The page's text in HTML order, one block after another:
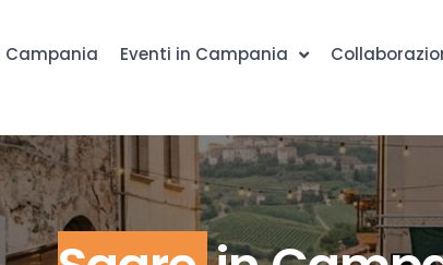
Campania Eventi in Campania